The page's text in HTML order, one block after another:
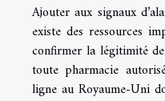
Ajouter aux signaux
existe des ressources
confirmer la légitimité
toute pharmacie
ligne au Royaume-Uni